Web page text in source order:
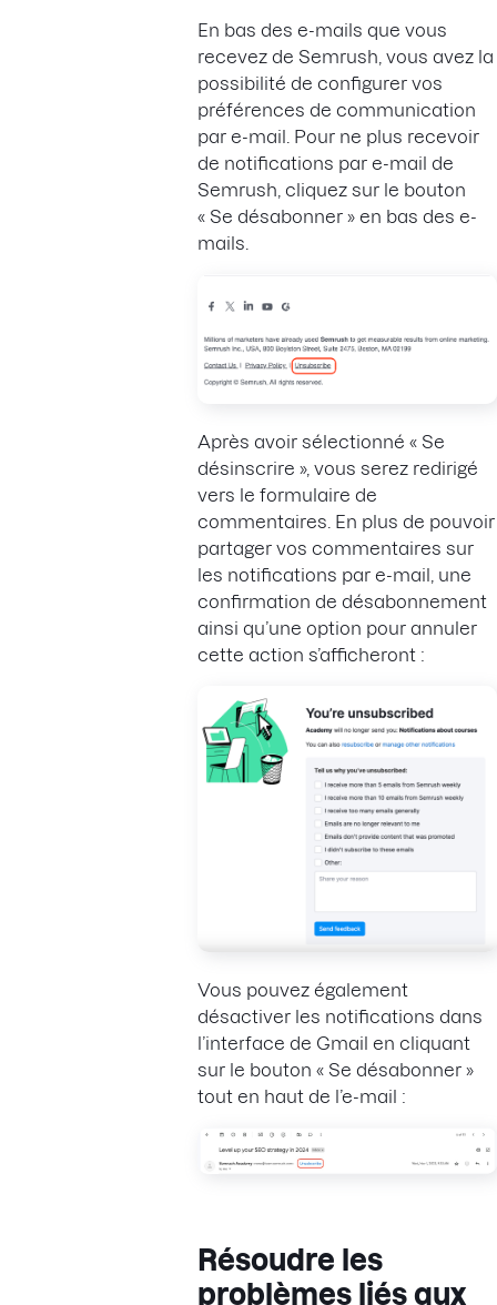
En bas des e-mails que vous
recevez de Semrush, vous avez la
possibilité de configurer vos
préférences de communication
par e-mail. Pour ne plus recevoir
de notifications par e-mail de
Semrush, cliquez sur le bouton
« Se désabonner » en bas des e-
mails.
Après avoir sélectionné « Se
désinscrire », vous serez redirigé
vers le formulaire de
commentaires. En plus de pouvoir
partager vos commentaires sur
les notifications par e-mail, une
confirmation de désabonnement
ainsi qu’une option pour annuler
cette action s’afficheront :
Vous pouvez également
désactiver les notifications dans
l’interface de Gmail en cliquant
sur le bouton « Se désabonner »
tout en haut de l’e-mail :
Résoudre les
problèmes liés aux